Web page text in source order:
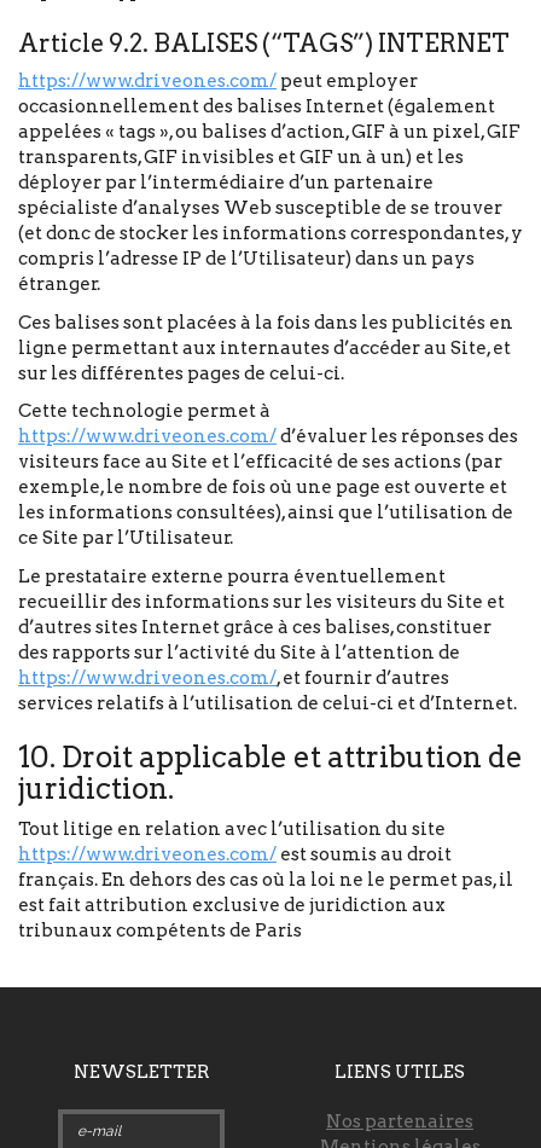
Article 9.2. BALISES (“TAGS”) INTERNET
https://www.driveones.com/ peut employer
occasionnellement des balises Internet (également
appelées « tags », ou balises d’action, GIF à un pixel, GIF
transparents, GIF invisibles et GIF un à un) et les
déployer par l’intermédiaire d’un partenaire
spécialiste d’analyses Web susceptible de se trouver
(et donc de stocker les informations correspondantes, y
compris l’adresse IP de l’Utilisateur) dans un pays
étranger.
Ces balises sont placées à la fois dans les publicités en
ligne permettant aux internautes d’accéder au Site, et
sur les différentes pages de celui-ci.
Cette technologie permet à
https://www.driveones.com/d’évaluer les réponses des
visiteurs face au Site et l’efficacité de ses actions (par
exemple, le nombre de fois où une page est ouverte et
les informations consultées), ainsi que l’utilisation de
ce Site par l’Utilisateur.
Le prestataire externe pourra éventuellement
recueillir des informations sur les visiteurs du Site et
d’autres sites Internet grâce à ces balises, constituer
des rapports sur l’activité du Site à l’attention de
https://www.driveones.com/, et fournir d’autres
services relatifs à l’utilisation de celui-ci et d’Internet.
10. Droit applicable et attribution de
juridiction.
Tout litige en relation avec l’utilisation du site
https://www.driveones.com/ est soumis au droit
français. En dehors des cas où la loi ne le permet pas, il
est fait attribution exclusive de juridiction aux
tribunaux compétents de Paris
NEWSLETTER LIENS UTILES
Nos partenaires